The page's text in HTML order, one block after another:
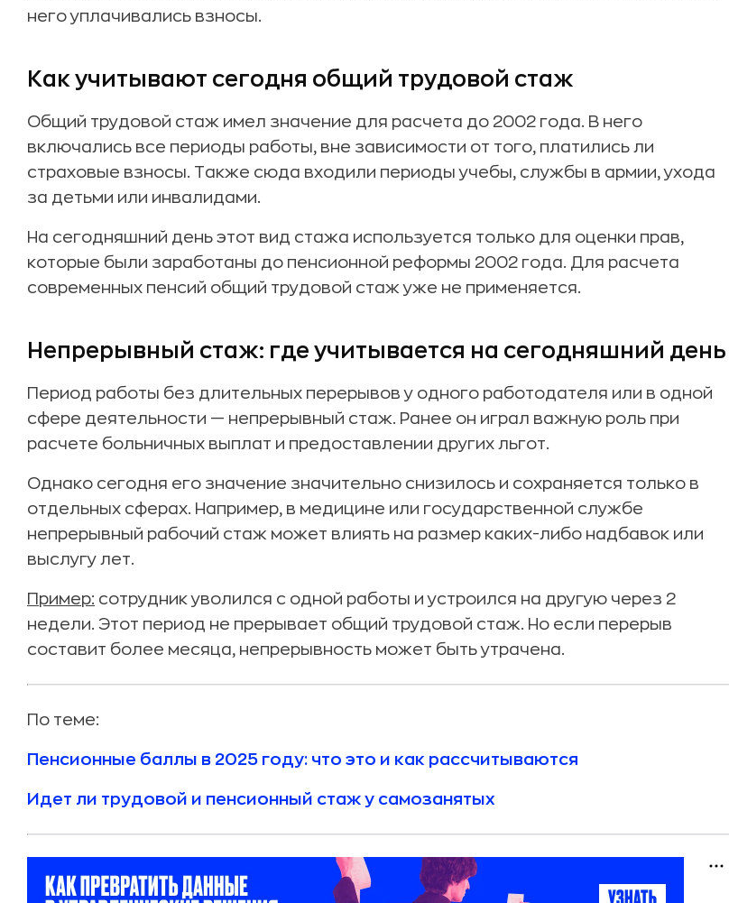
него уплачивались взносы.
Как учитывают сегодня общий трудовой стаж
Общий трудовой стаж имел значение для расчета до 2002 года. В него
включались все периоды работы, вне зависимости от того, платились ли
страховые взносы. Также сюда входили периоды учебы, службы в армии, ухода
за детьми или инвалидами.
На сегодняшний день этот вид стажа используется только для оценки прав,
которые были заработаны до пенсионной реформы 2002 года. Для расчета
современных пенсий общий трудовой стаж уже не применяется.
Непрерывный стаж: где учитывается на сегодняшний день
Период работы без длительных перерывов у одного работодателя или в одной
сфере деятельности — непрерывный стаж. Ранее он играл важную роль при
расчете больничных выплат и предоставлении других льгот.
Однако сегодня его значение значительно снизилось и сохраняется только в
отдельных сферах. Например, в медицине или государственной службе
непрерывный рабочий стаж может влиять на размер каких-либо надбавок или
выслугу лет.
Пример: сотрудник уволился с одной работы и устроился на другую через 2
недели. Этот период не прерывает общий трудовой стаж. Но если перерыв
составит более месяца, непрерывность может быть утрачена.
По теме:
Пенсионные баллы в 2025 году: что это и как рассчитываются
Идет ли трудовой и пенсионный стаж у самозанятых